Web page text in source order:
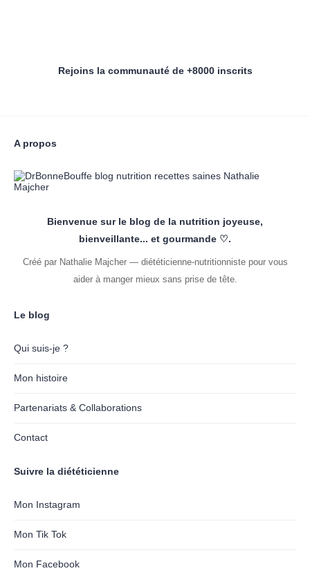
Rejoins la communauté de +8000 inscrits
A propos
Bienvenue sur le blog de la nutrition joyeuse,
bienveillante... et gourmande ♡.
Créé par Nathalie Majcher — diététicienne-nutritionniste pour vous
aider à manger mieux sans prise de tête.
Le blog
Qui suis-je ?
Mon histoire
Partenariats & Collaborations
Contact
Suivre la diététicienne
Mon Instagram
Mon Tik Tok
Mon Facebook